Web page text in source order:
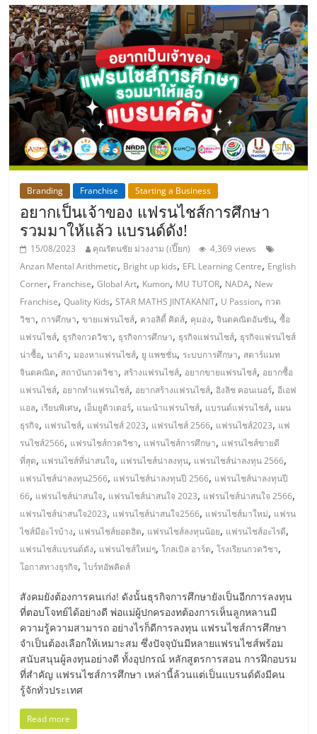
ปรึกษา
แฟ
รน
ไชส์,
รวม
แฟ
รน
ไชส์
ขาย
แฟ
รน
ไชส์
แฟ
รน
ไชส์
ขาย
หน้า
บ้าน
ลงทุน
Branding Franchise Starting a Business
อยากเป็นเจ้าของ แฟรนไชส์การศึกษา
รวมมาให้แล้ว แบรนด์ดัง!
15/08/2023 คุณรัตนชัย ม่วงงาม (เปี๊ยก)
4,369 views
Anzan Mental Arithmetic, Bright up kids, EFL Learning Centre, English
Corner, Franchise,Global Art, Kumon, MU TUTOR, NADA, New
Franchise,Quality Kids,STAR MATHS JINTAKANIT, U Passion, กวด
วิชา, การศึกษา,ขายแฟรนไชส์, ควอลิตี้ คิดส์, คุมอง,จินตคณิตอันซัน,ซื้อ
แฟรนไชส์, ธุรกิจกวดวิชา, ธุรกิจการศึกษา, ธุรกิจแฟรนไชส์, ธุรกิจแฟรนไชส์
น่าซื้อ,นาด้า,มองหาแฟรนไชส์, ยู แพชชั่น, ระบบการศึกษา, สตาร์แมท
จินตคณิต, สถาบันกวดวิชา, สร้างแฟรนไชส์, อยากขายแฟรนไชส์, อยากซื้อ
แฟรนไชส์, อยากทำแฟรนไชส์, อยากสร้างแฟรนไชส์,อิงลิช คอนเนอร์,อีเอฟ
แอล, เรียนพิเศษ, เอ็มยูติวเตอร์, แนะนำแฟรนไชส์, แบรนด์แฟรนไชส์, แผน
ธุรกิจ, แฟรนไชส์, แฟรนไชส์ 2023, แฟรนไชส์ 2566, แฟรนไชส์2023, แฟ
รนไชส์2566, แฟรนไชส์กวดวิชา, แฟรนไชส์การศึกษา, แฟรนไชส์ขายดี
ที่สุด, แฟรนไชส์ที่น่าสนใจ, แฟรนไชส์น่าลงทุน, แฟรนไชส์น่าลงทุน 2566,
แฟรนไชส์น่าลงทุน2566, แฟรนไชส์น่าลงทุนปี 2566, แฟรนไชส์น่าลงทุนปี
66, แฟรนไชส์น่าสนใจ, แฟรนไชส์น่าสนใจ 2023, แฟรนไชส์น่าสนใจ 2566,
แฟรนไชส์น่าสนใจ2023, แฟรนไชส์น่าสนใจ2566, แฟรนไชส์มาใหม่, แฟรน
ไชส์มีอะไรบ้าง, แฟรนไชส์ยอดฮิต, แฟรนไชส์ลงทุนน้อย, แฟรนไชส์อะไรดี,
แฟรนไชส์แบรนด์ดัง, แฟรนไชส์ใหม่ๆ,โกลเบิล อาร์ต,โรงเรียนกวดวิชา,
โอกาสทางธุรกิจ,ไบร์ทอัพคิดส์
สังคมยังต้องการคนเก่ง! ดังนั้นธุรกิจการศึกษายังเป็นอีกการลงทุน
ที่ตอบโจทย์ได้อย่างดี พ่อแม่ผู้ปกครองทต้องการเห็นลูกหลานมี
ความรู้ความสามารถ อย่างไรก็ดีการลงทุน แฟรนไชส์การศึกษา
จำเป็นต้องเลือกให้เหมาะสม ซึ่งปัจจุบันมีหลายแฟรนไชส์พร้อม
สนับสนุนผู้ลงทุนอย่างดี ทั้งอุปกรณ์ หลักสูตรการสอน การฝึกอบรม
ที่สำคัญ แฟรนไชส์การศึกษา เหล่านี้ล้วนแต่เป็นแบรนด์ดังมีคน
รู้จักทั่วประเทศ
Read more